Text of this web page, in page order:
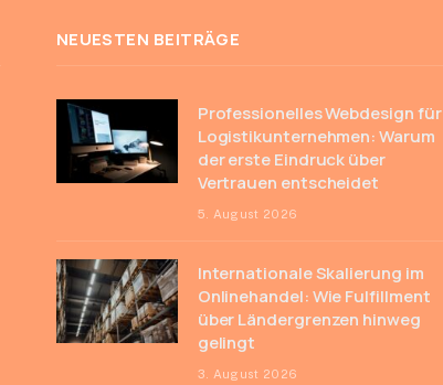
NEUESTEN BEITRÄGE
Professionelles Webdesign für
Logistikunternehmen: Warum
der erste Eindruck über
Vertrauen entscheidet
5. August 2026
Internationale Skalierung im
Onlinehandel: Wie Fulfillment
über Ländergrenzen hinweg
gelingt
3. August 2026